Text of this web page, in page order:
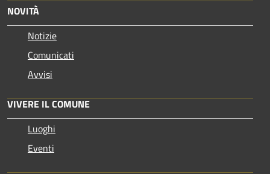
NOVITÀ
Notizie
Comunicati
Avvisi
VIVERE IL COMUNE
Luoghi
Eventi